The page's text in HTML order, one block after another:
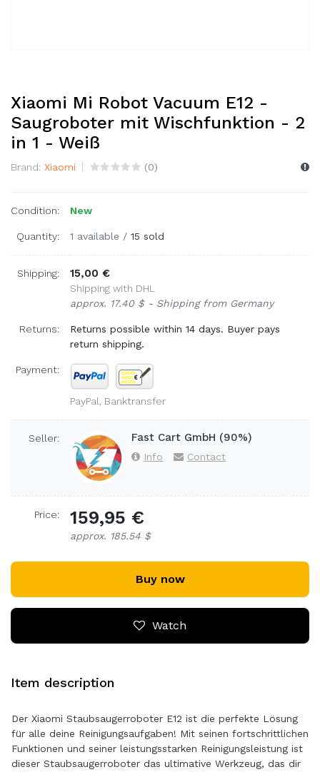
Xiaomi Mi Robot Vacuum E12 -
Saugroboter mit Wischfunktion - 2
in 1 - Weiß
Brand: Xiaomi (0)
Condition: New
Quantity: 1 available / 15 sold
Shipping: 15,00 €
Shipping with DHL
approx. 17.40 $ - Shipping from Germany
Returns:
Returns possible within 14 days. Buyer pays
return shipping.
Payment:
PayPal, Banktransfer
Seller: Fast Cart GmbH (90%)
Info Contact
Price: 159,95 €
approx. 185.54 $
Buy now
Watch
Item description
Der Xiaomi Staubsaugerroboter E12 ist die perfekte Lösung
für alle deine Reinigungsaufgaben! Mit seinen fortschrittlichen
Funktionen und seiner leistungsstarken Reinigungsleistung ist
dieser Staubsaugerroboter das ultimative Werkzeug, das dir